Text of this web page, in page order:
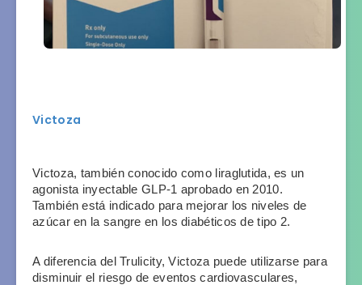
Victoza
Victoza, también conocido como liraglutida, es un
agonista inyectable GLP-1 aprobado en 2010.
También está indicado para mejorar los niveles de
azúcar en la sangre en los diabéticos de tipo 2.
A diferencia del Trulicity, Victoza puede utilizarse para
disminuir el riesgo de eventos cardiovasculares,